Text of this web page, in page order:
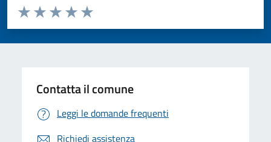
Valuta da 1 a 5 stelle la pagina
Valuta 5 stelle su 5
Valuta 4 stelle su 5
Valuta 3 stelle su 5
Valuta 2 stelle su 5
Valuta 1 stelle su 5
Contatta il comune
Leggi le domande frequenti
Richiedi assistenza